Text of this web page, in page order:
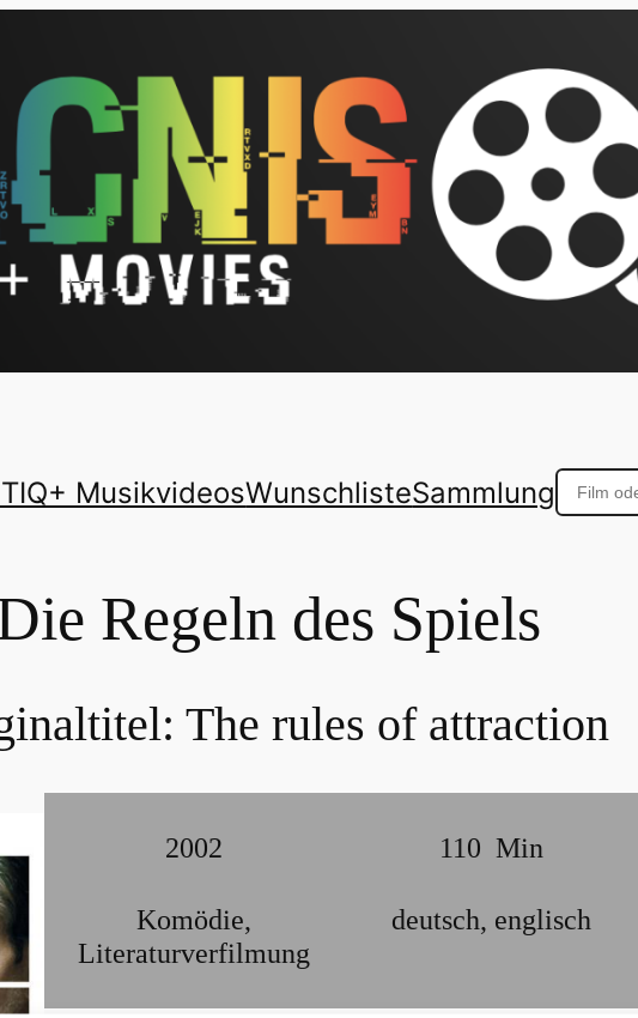
MusikvideosWunschlisteSammlung
Regeln des Spiels
The rules of attraction
2002
Komödie,
Literaturverfilmung
110 Min
deutsch, englisch